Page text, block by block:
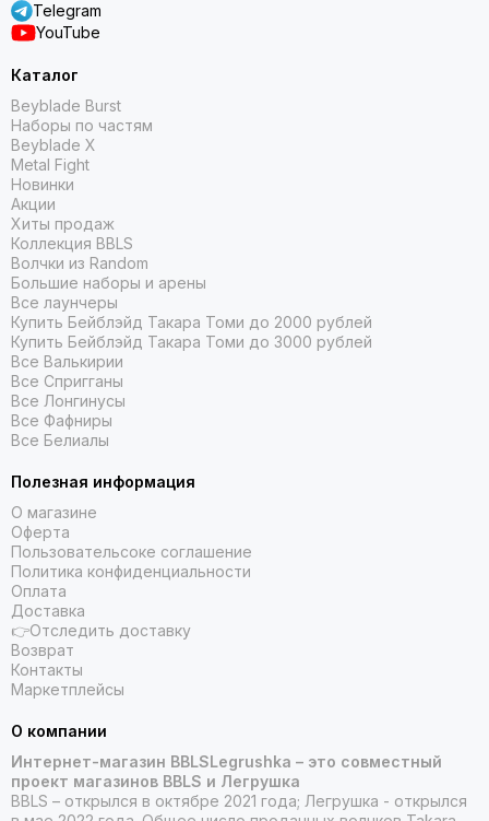
Telegram
YouTube
Каталог
Beyblade Burst
Наборы по частям
Beyblade X
Metal Fight
Новинки
Акции
Хиты продаж
Коллекция BBLS
Волчки из Random
Большие наборы и арены
Все лаунчеры
Купить Бейблэйд Такара Томи до 2000 рублей
Купить Бейблэйд Такара Томи до 3000 рублей
Все Валькирии
Все Спригганы
Все Лонгинусы
Все Фафниры
Все Белиалы
Полезная информация
О магазине
Оферта
Пользовательсоке соглашение
Политика конфиденциальности
Оплата
Доставка
👉Отследить доставку
Возврат
Контакты
Маркетплейсы
О компании
Интернет-магазин BBLSLegrushka – это совместный
проект магазинов BBLS и Легрушка
BBLS – открылся в октябре 2021 года; Легрушка - открылся